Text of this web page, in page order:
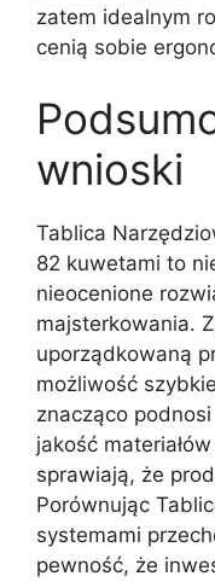
zatem idealnym
cenią sobie
wnioski
Tablica
82 kuwetami to
nieocenione
majsterkowania.
uporządkowaną
możliwość
znacząco
jakość
sprawiają, że
Porównując
systemami
pewność, że